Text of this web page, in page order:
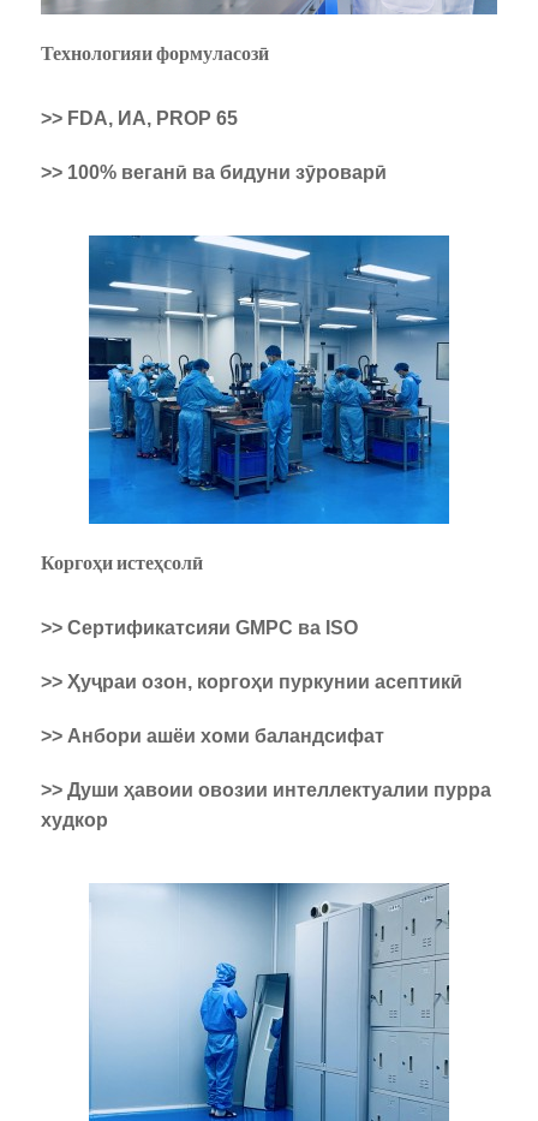
Технологияи формуласозӣ
>> FDA, ИА, PROP 65
>> 100% веганӣ ва бидуни зӯроварӣ
Коргоҳи истеҳсолӣ
>> Сертификатсияи GMPC ва ISO
>> Ҳуҷраи озон, коргоҳи пуркунии асептикӣ
>> Анбори ашёи хоми баландсифат
>> Души ҳавоии овозии интеллектуалии пурра
худкор